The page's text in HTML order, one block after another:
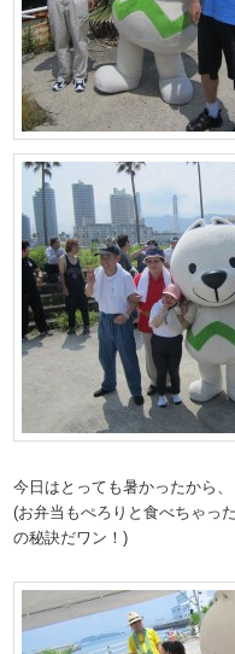
今日はとっても暑かったから
(お弁当もぺろりと食べちゃっ
の秘訣だワン！)